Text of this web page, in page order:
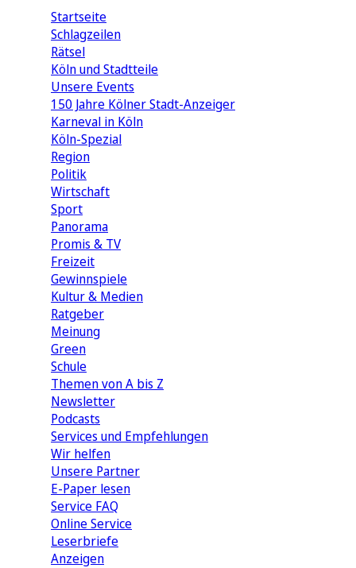
Startseite
Schlagzeilen
Rätsel
Köln und Stadtteile
Unsere Events
150 Jahre Kölner Stadt-Anzeiger
Karneval in Köln
Köln-Spezial
Region
Politik
Wirtschaft
Sport
Panorama
Promis & TV
Freizeit
Gewinnspiele
Kultur & Medien
Ratgeber
Meinung
Green
Schule
Themen von A bis Z
Newsletter
Podcasts
Services und Empfehlungen
Wir helfen
Unsere Partner
E-Paper lesen
Service FAQ
Online Service
Leserbriefe
Anzeigen